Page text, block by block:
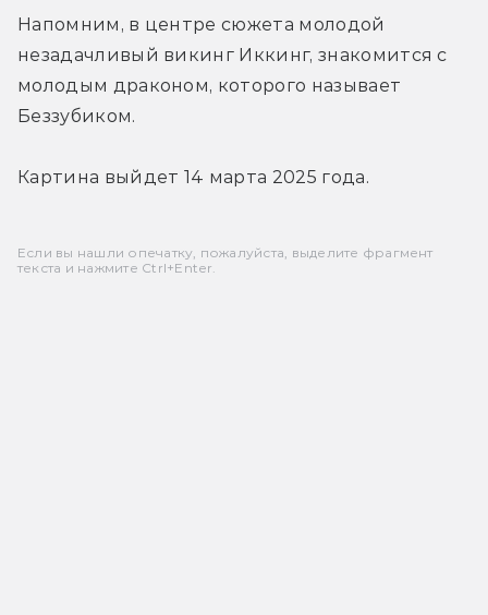
Напомним, в центре сюжета молодой
незадачливый викинг Иккинг, знакомится с
молодым драконом, которого называет
Беззубиком.
Картина выйдет 14 марта 2025 года.
Если вы нашли опечатку, пожалуйста, выделите фрагмент
текста и нажмите Ctrl+Enter.